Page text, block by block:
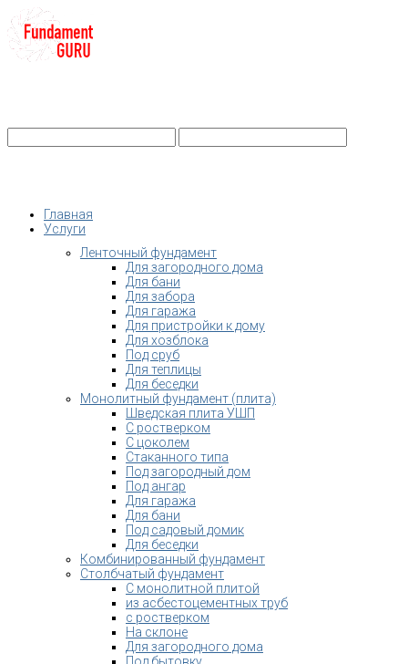
Главная
Услуги
Ленточный фундамент
Для загородного дома
Для бани
Для забора
Для гаража
Для пристройки к дому
Для хозблока
Под сруб
Для теплицы
Для беседки
Монолитный фундамент (плита)
Шведская плита УШП
С ростверком
С цоколем
Стаканного типа
Под загородный дом
Под ангар
Для гаража
Для бани
Под садовый домик
Для беседки
Комбинированный фундамент
Столбчатый фундамент
С монолитной плитой
из асбестоцементных труб
с ростверком
На склоне
Для загородного дома